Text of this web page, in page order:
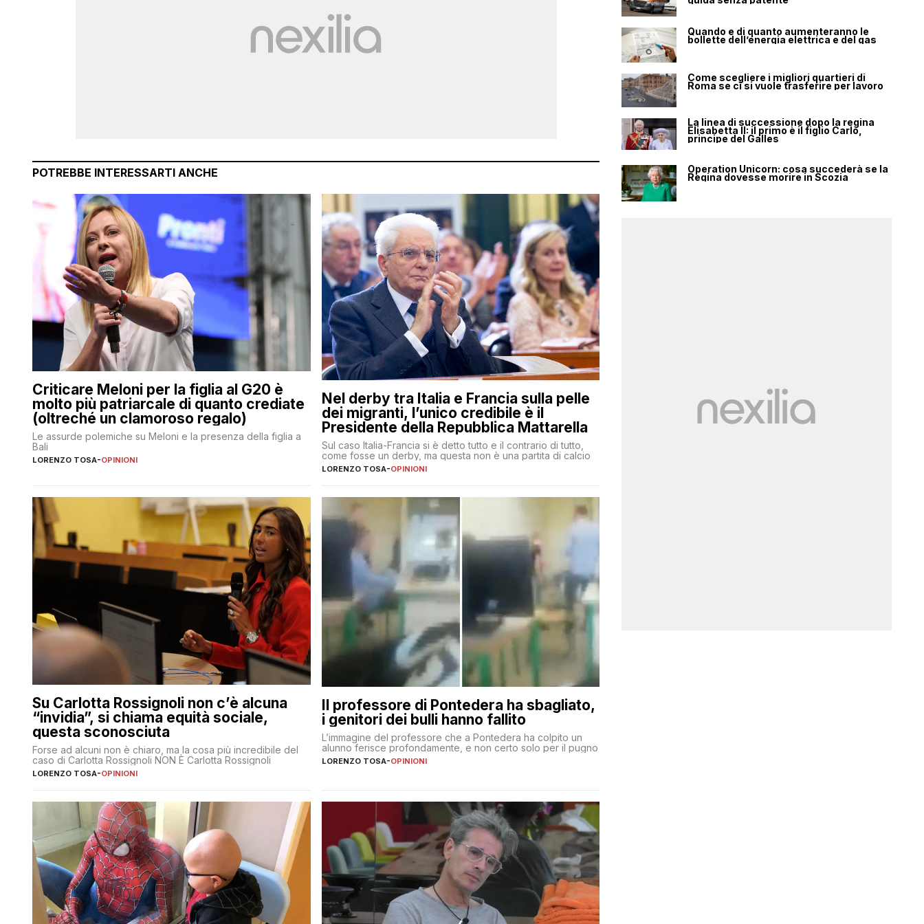
POTREBBE INTERESSARTI ANCHE
Criticare Meloni per la figlia al G20 è
molto più patriarcale di quanto crediate
(oltreché un clamoroso regalo)
Le assurde polemiche su Meloni e la presenza della figlia a
Bali
LORENZO TOSA-OPINIONI
Nel derby tra Italia e Francia sulla pelle
dei migranti, l’unico credibile è il
Presidente della Repubblica Mattarella
Sul caso Italia-Francia si è detto tutto e il contrario di tutto,
come fosse un derby, ma questa non è una partita di calcio
LORENZO TOSA-OPINIONI
Su Carlotta Rossignoli non c’è alcuna
“invidia”, si chiama equità sociale,
questa sconosciuta
Forse ad alcuni non è chiaro, ma la cosa più incredibile del
caso di Carlotta Rossignoli NON È Carlotta Rossignoli
LORENZO TOSA-OPINIONI
Il professore di Pontedera ha sbagliato,
i genitori dei bulli hanno fallito
L’immagine del professore che a Pontedera ha colpito un
alunno ferisce profondamente, e non certo solo per il pugno
LORENZO TOSA-OPINIONI
Quando e di quanto aumenteranno le
bollette dell’energia elettrica e del gas
Come scegliere i migliori quartieri di
Roma se ci si vuole trasferire per lavoro
La linea di successione dopo la regina
Elisabetta II: il primo è il figlio Carlo,
principe del Galles
Operation Unicorn: cosa succederà se la
Regina dovesse morire in Scozia